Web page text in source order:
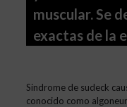
muscular. Se
exactas de la
Sindrome de sudeck
conocido como